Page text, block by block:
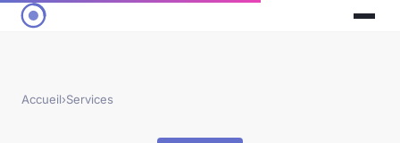
Accueil›Services